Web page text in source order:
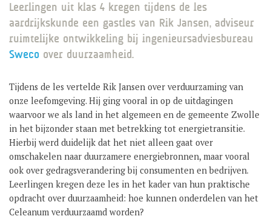
ONDERWIJS
Leerlingen uit klas 4 kregen tijdens de les
aardrijkskunde een gastles van Rik Jansen, adviseur
ruimtelijke ontwikkeling bij ingenieursadviesbureau
Sweco over duurzaamheid.
Tijdens de les vertelde Rik Jansen over verduurzaming van
onze leefomgeving. Hij ging vooral in op de uitdagingen
waarvoor we als land in het algemeen en de gemeente Zwolle
in het bijzonder staan met betrekking tot energietransitie.
Hierbij werd duidelijk dat het niet alleen gaat over
omschakelen naar duurzamere energiebronnen, maar vooral
ook over gedragsverandering bij consumenten en bedrijven.
Leerlingen kregen deze les in het kader van hun praktische
opdracht over duurzaamheid: hoe kunnen onderdelen van het
Celeanum verduurzaamd worden?